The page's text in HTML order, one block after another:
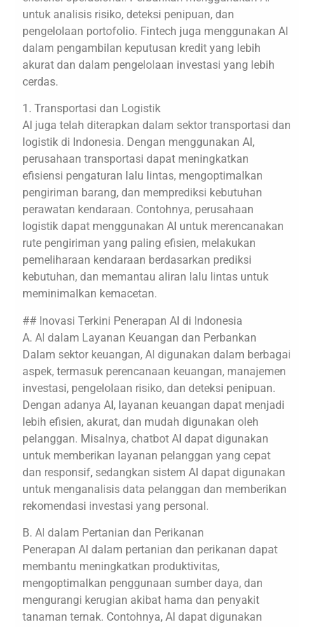
untuk analisis risiko, deteksi penipuan, dan
pengelolaan portofolio. Fintech juga menggunakan AI
dalam pengambilan keputusan kredit yang lebih
akurat dan dalam pengelolaan investasi yang lebih
cerdas.
1. Transportasi dan Logistik
AI juga telah diterapkan dalam sektor transportasi dan
logistik di Indonesia. Dengan menggunakan AI,
perusahaan transportasi dapat meningkatkan
efisiensi pengaturan lalu lintas, mengoptimalkan
pengiriman barang, dan memprediksi kebutuhan
perawatan kendaraan. Contohnya, perusahaan
logistik dapat menggunakan AI untuk merencanakan
rute pengiriman yang paling efisien, melakukan
pemeliharaan kendaraan berdasarkan prediksi
kebutuhan, dan memantau aliran lalu lintas untuk
meminimalkan kemacetan.
## Inovasi Terkini Penerapan AI di Indonesia
A. AI dalam Layanan Keuangan dan Perbankan
Dalam sektor keuangan, AI digunakan dalam berbagai
aspek, termasuk perencanaan keuangan, manajemen
investasi, pengelolaan risiko, dan deteksi penipuan.
Dengan adanya AI, layanan keuangan dapat menjadi
lebih efisien, akurat, dan mudah digunakan oleh
pelanggan. Misalnya, chatbot AI dapat digunakan
untuk memberikan layanan pelanggan yang cepat
dan responsif, sedangkan sistem AI dapat digunakan
untuk menganalisis data pelanggan dan memberikan
rekomendasi investasi yang personal.
B. AI dalam Pertanian dan Perikanan
Penerapan AI dalam pertanian dan perikanan dapat
membantu meningkatkan produktivitas,
mengoptimalkan penggunaan sumber daya, dan
mengurangi kerugian akibat hama dan penyakit
tanaman ternak. Contohnya, AI dapat digunakan